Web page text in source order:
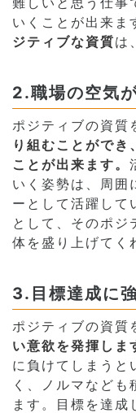
いくことが出来ま
ジティブな資質は
2.職場の空気
ポジティブの資質
り組むことができ
ことが出来ます。
いく姿勢は、周囲
ーとして活躍して
として、そのポジ
体を盛り上げてく
3.目標達成に
ポジティブの資質
い意欲を発揮しま
に負けてしまうと
く、ノルマなども
ます。目標を達成